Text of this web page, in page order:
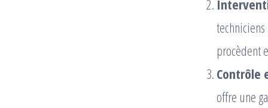
procèdent
Contrôle
offre une